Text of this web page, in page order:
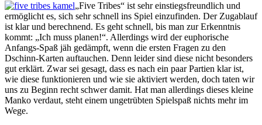
„Five Tribes“ ist sehr einstiegsfreundlich und
ermöglicht es, sich sehr schnell ins Spiel einzufinden. Der Zugablauf
ist klar und berechnend. Es geht schnell, bis man zur Erkenntnis
kommt: „Ich muss planen!“. Allerdings wird der euphorische
Anfangs-Spaß jäh gedämpft, wenn die ersten Fragen zu den
Dschinn-Karten auftauchen. Denn leider sind diese nicht besonders
gut erklärt. Zwar sei gesagt, dass es nach ein paar Partien klar ist,
wie diese funktionieren und wie sie aktiviert werden, doch taten wir
uns zu Beginn recht schwer damit. Hat man allerdings dieses kleine
Manko verdaut, steht einem ungetrübten Spielspaß nichts mehr im
Wege.